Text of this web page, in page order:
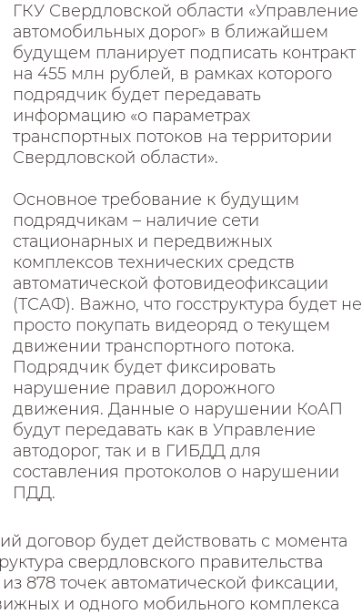
ГКУ Свердловской области «Управление
автомобильных дорог» в ближайшем
будущем планирует подписать контракт
на 455 млн рублей, в рамках которого
подрядчик будет передавать
информацию «о параметрах
транспортных потоков на территории
Свердловской области».
Основное требование к будущим
подрядчикам – наличие сети
стационарных и передвижных
комплексов технических средств
автоматической фотовидеофиксации
(ТСАФ). Важно, что госструктура будет не
просто покупать видеоряд о текущем
движении транспортного потока.
Подрядчик будет фиксировать
нарушение правил дорожного
движения. Данные о нарушении КоАП
будут передавать как в Управление
автодорог, так и в ГИБДД для
составления протоколов о нарушении
ПДД.
договор будет действовать с момента
свердловского правительства
878 точек автоматической фиксации,
и одного мобильного комплекса